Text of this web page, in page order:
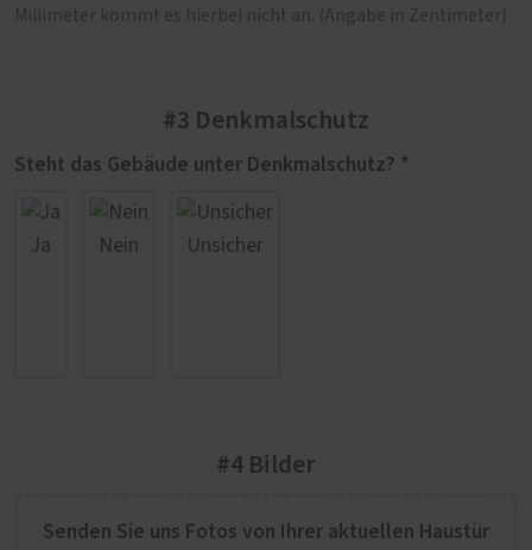
Millimeter kommt es hierbei nicht an. (Angabe in Zentimeter)
#3 Denkmalschutz
Steht das Gebäude unter Denkmalschutz? *
Ja Nein Unsicher
#4 Bilder
Senden Sie uns Fotos von Ihrer aktuellen Haustür